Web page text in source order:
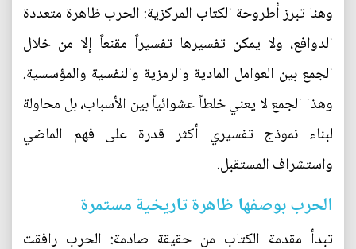
وهنا تبرز أطروحة الكتاب المركزية: الحرب ظاهرة متعددة
الدوافع، ولا يمكن تفسيرها تفسيراً مقنعاً إلا من خلال
الجمع بين العوامل المادية والرمزية والنفسية والمؤسسية.
وهذا الجمع لا يعني خلطاً عشوائياً بين الأسباب، بل محاولة
لبناء نموذج تفسيري أكثر قدرة على فهم الماضي
واستشراف المستقبل.
الحرب بوصفها ظاهرة تاريخية مستمرة
تبدأ مقدمة الكتاب من حقيقة صادمة: الحرب رافقت